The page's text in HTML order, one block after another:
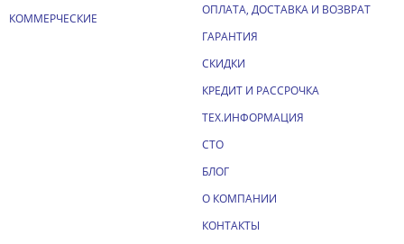
КОММЕРЧЕСКИЕ
ОПЛАТА, ДОСТАВКА И ВОЗВРАТ
ГАРАНТИЯ
СКИДКИ
КРЕДИТ И РАССРОЧКА
ТЕХ.ИНФОРМАЦИЯ
СТО
БЛОГ
О КОМПАНИИ
КОНТАКТЫ